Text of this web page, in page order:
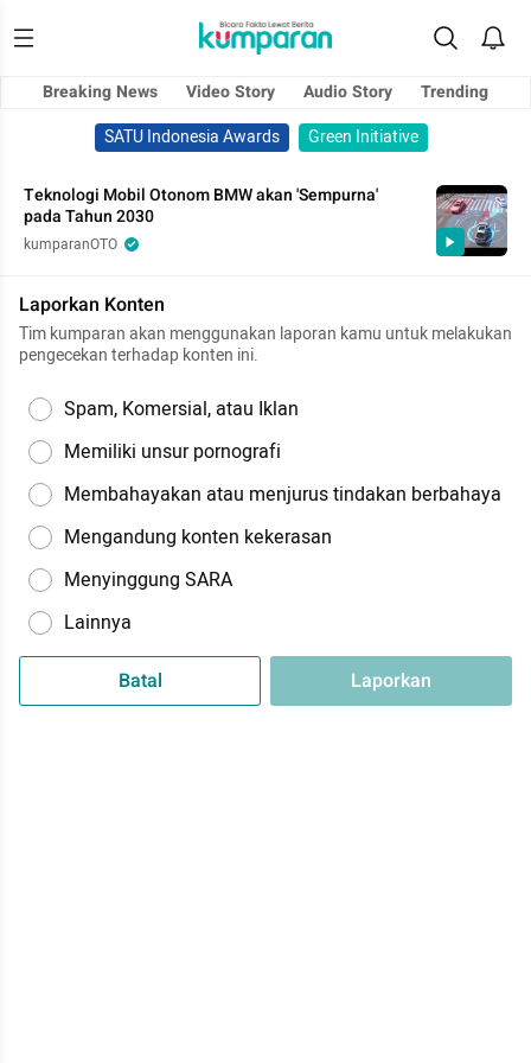
Breaking News Video Story Audio Story
Trending
SATU Indonesia Awards
Green Initiative
Teknologi Mobil Otonom BMW akan 'Sempurna'
pada Tahun 2030
kumparanOTO
Laporkan Konten
Tim kumparan akan menggunakan laporan kamu untuk melakukan
pengecekan terhadap konten ini.
Spam, Komersial, atau Iklan
Memiliki unsur pornografi
Membahayakan atau menjurus tindakan berbahaya
Mengandung konten kekerasan
Menyinggung SARA
Lainnya
Batal Laporkan